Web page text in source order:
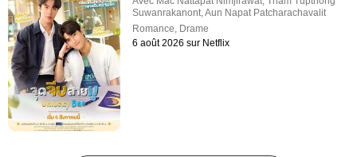
Suwanrakanont,Aun Napat Patcharachavalit
Romance, Drame
6 août 2026 sur Netflix